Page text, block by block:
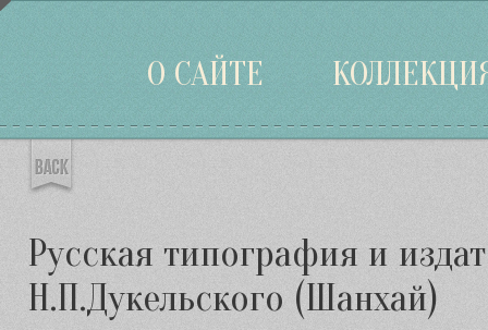
О САЙТЕ
Русская типография и
Н.П.Дукельского (Шанхай)